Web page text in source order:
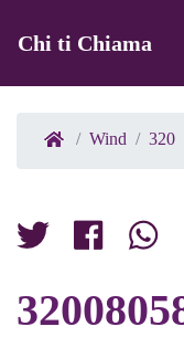
Chi ti Chiama
Wind 320